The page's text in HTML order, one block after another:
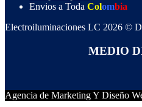
Envios a Toda Colombia
Electroiluminaciones LC 2026 ©
MEDIO
Agencia de Marketing Y Diseño